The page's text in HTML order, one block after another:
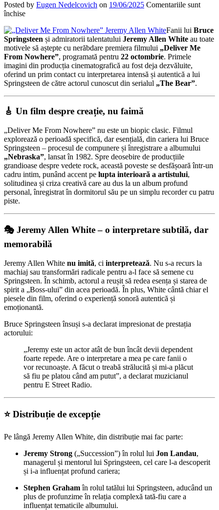
Posted by Eugen Nedelcovich on 19/06/2025 Comentariile sunt
închisepentru
Me
From
Nowhere”:
Jeremy
Allen
White
strălucește
lui
Springsteen
în
noul
film
biografic
inspirat
de
albumul
„Nebraska”
trailer
Fanii lui Bruce
Springsteen și admiratorii talentatului Jeremy Allen White au toate
motivele să aștepte cu nerăbdare premiera filmului „Deliver Me
From Nowhere”, programată pentru 22 octombrie. Primele
imagini din producția cinematografică au fost deja dezvăluite,
oferind un prim contact cu interpretarea intensă și autentică a lui
Springsteen de către actorul cunoscut din serialul „The Bear”.
🎸 Un film despre creație, nu faimă
„Deliver Me From Nowhere” nu este un biopic clasic. Filmul
explorează o perioadă specifică, dar esențială, din cariera lui Bruce
Springsteen – procesul de compunere și înregistrare a albumului
„Nebraska”, lansat în 1982. Spre deosebire de producțiile
grandioase despre vedete rock, această poveste se desfășoară într-un
cadru intim, punând accent pe lupta interioară a artistului,
solitudinea și criza creativă care au dus la un album profund
personal, înregistrat în dormitorul său pe un simplu recorder cu patru
piste.
🎭 Jeremy Allen White – o interpretare subtilă, dar
memorabilă
Jeremy Allen White nu imită, ci interpretează. Nu s-a recurs la
machiaj sau transformări radicale pentru a-l face să semene cu
Springsteen. În schimb, actorul a reușit să redea esența și starea de
spirit a „Boss-ului” din acea perioadă. În plus, White cântă chiar el
piesele din film, oferind o experiență sonoră autentică și
emoționantă.
Bruce Springsteen însuși s-a declarat impresionat de prestația
actorului:
„Jeremy este un actor atât de bun încât devii dependent
foarte repede. Are o interpretare a mea pe care fanii o
vor recunoaște. A făcut o treabă strălucită și mi-a plăcut
să fiu pe platou când am putut”, a declarat muzicianul
pentru E Street Radio.
⭐ Distribuție de excepție
Pe lângă Jeremy Allen White, din distribuție mai fac parte:
Jeremy Strong („Succession”) în rolul lui Jon Landau,
managerul și mentorul lui Springsteen, cel care l-a descoperit
și i-a influențat profund cariera;
Stephen Grahamîn rolul tatălui lui Springsteen, aducând un
plus de profunzime în relația complexă tată-fiu care a
influențat tematicile albumului.